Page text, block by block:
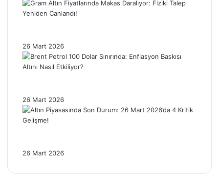
26 Mart 2026
26 Mart 2026
26 Mart 2026